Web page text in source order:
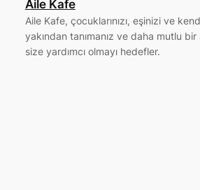
Aile Kafe
Aile Kafe, çocuklarınızı, eşinizi ve
yakından tanımanız ve daha mutlu bir
size yardımcı olmayı hedefler.